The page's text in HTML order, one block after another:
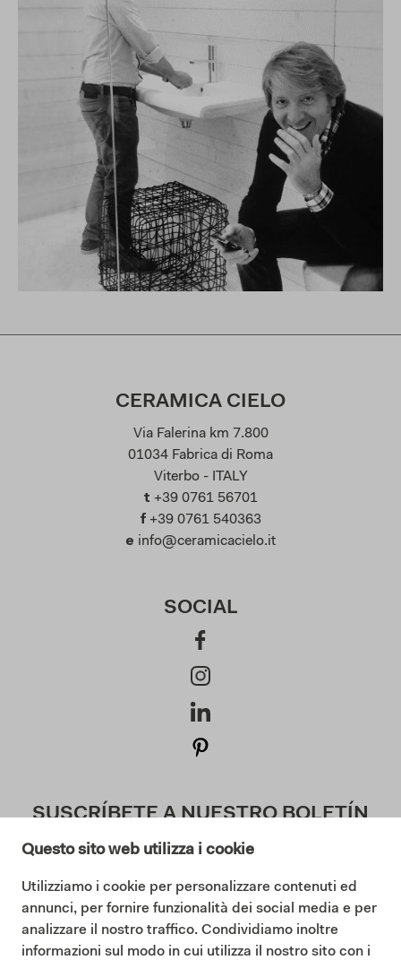
Questo sito web utilizza i cookie
Utilizziamo i cookie per personalizzare contenuti ed
annunci, per fornire funzionalità dei social media e per
analizzare il nostro traffico. Condividiamo inoltre
informazioni sul modo in cui utilizza il nostro sito con i
CERAMICA CIELO
Via Falerina km 7.800
01034 Fabrica di Roma
Viterbo - ITALY
t +39 0761 56701
f +39 0761 540363
e info@ceramicacielo.it
SOCIAL
SUSCRÍBETE A NUESTRO BOLETÍN
Doy mi consentimiento a la Política de Privacidad (
Lea nuestra Política de Privacidad)